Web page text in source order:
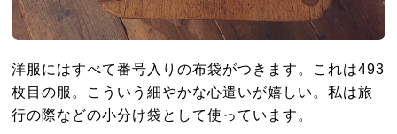
洋服にはすべて番号入りの布袋がつきます。これは493
枚目の服。こういう細やかな心遣いが嬉しい。私は旅
行の際などの小分け袋として使っています。